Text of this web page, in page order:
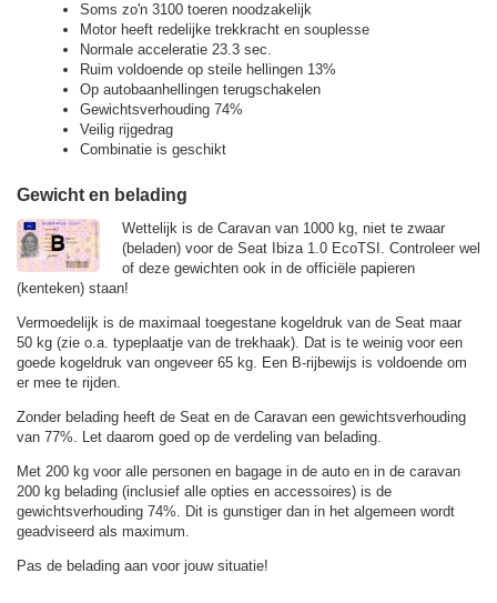
Soms zo'n 3100 toeren noodzakelijk
Motor heeft redelijke trekkracht en souplesse
Normale acceleratie 23.3 sec.
Ruim voldoende op steile hellingen 13%
Op autobaanhellingen terugschakelen
Gewichtsverhouding 74%
Veilig rijgedrag
Combinatie is geschikt
Gewicht en belading
Wettelijk is de Caravan van 1000 kg, niet te zwaar
(beladen) voor de Seat Ibiza 1.0 EcoTSI. Controleer wel
of deze gewichten ook in de officiële papieren
(kenteken) staan!
Vermoedelijk is de maximaal toegestane kogeldruk van de Seat maar
50 kg (zie o.a. typeplaatje van de trekhaak). Dat is te weinig voor een
goede kogeldruk van ongeveer 65 kg. Een B-rijbewijs is voldoende om
er mee te rijden.
Zonder belading heeft de Seat en de Caravan een gewichtsverhouding
van 77%. Let daarom goed op de verdeling van belading.
Met 200 kg voor alle personen en bagage in de auto en in de caravan
200 kg belading (inclusief alle opties en accessoires) is de
gewichtsverhouding 74%. Dit is gunstiger dan in het algemeen wordt
geadviseerd als maximum.
Pas de belading aan voor jouw situatie!